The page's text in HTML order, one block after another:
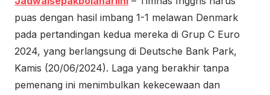
puas dengan hasil imbang 1-1 melawan Denmark
pada pertandingan kedua mereka di Grup C Euro
2024, yang berlangsung di Deutsche Bank Park,
Kamis (20/06/2024). Laga yang berakhir tanpa
pemenang ini menimbulkan kekecewaan dan